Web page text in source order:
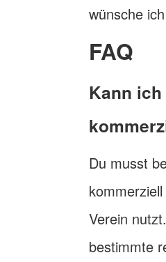
wünsche
FAQ
Kann
Du musst
Verein
bestimmte